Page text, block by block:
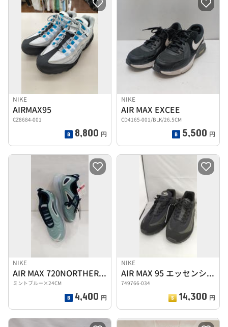
NIKE
AIRMAX95
CZ8684-001
8,800 円
NIKE
AIR MAX EXCEE
CD4165-001/BLK/26.5CM
5,500 円
NIKE
AIR MAX 720NORTHERN LIGHTSDAY
ミントブルー×24CM
4,400 円
NIKE
AIR MAX 95 エッセンシャル
749766-034
14,300 円